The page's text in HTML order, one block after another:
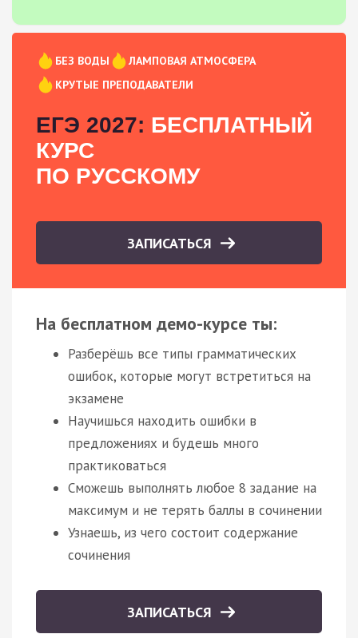
БЕЗ ВОДЫ
ЛАМПОВАЯ АТМОСФЕРА
КРУТЫЕ ПРЕПОДАВАТЕЛИ
ЕГЭ 2027: БЕСПЛАТНЫЙ
КУРС
ПО РУССКОМУ
ЗАПИСАТЬСЯ
На бесплатном демо-курсе ты:
Разберёшь все типы грамматических
ошибок, которые могут встретиться на
экзамене
Научишься находить ошибки в
предложениях и будешь много
практиковаться
Сможешь выполнять любое 8 задание на
максимум и не терять баллы в сочинении
Узнаешь, из чего состоит содержание
сочинения
ЗАПИСАТЬСЯ